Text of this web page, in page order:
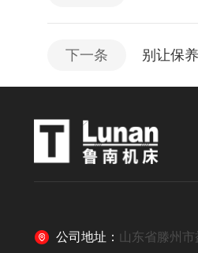
下一条 别让保
公司地址： 山东省滕州